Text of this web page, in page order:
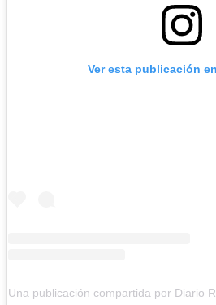
Ver esta publicación
Una publicación compartida por Diario